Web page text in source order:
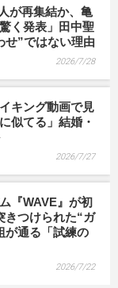
が再集結か、亀
く発表」田中聖
せ”ではない理由
2026/7/28
キング動画で見
似てる」結婚・
2026/7/27
『WAVE』が初
つけられた“ガ
が通る「試練の
2026/7/22